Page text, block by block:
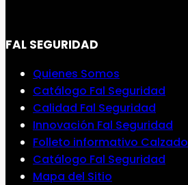
FAL SEGURIDAD
Quienes Somos
Catálogo Fal Seguridad
Calidad Fal Seguridad
Innovación Fal Seguridad
Folleto informativo Calzado
Catálogo Fal Seguridad
Mapa del Sitio